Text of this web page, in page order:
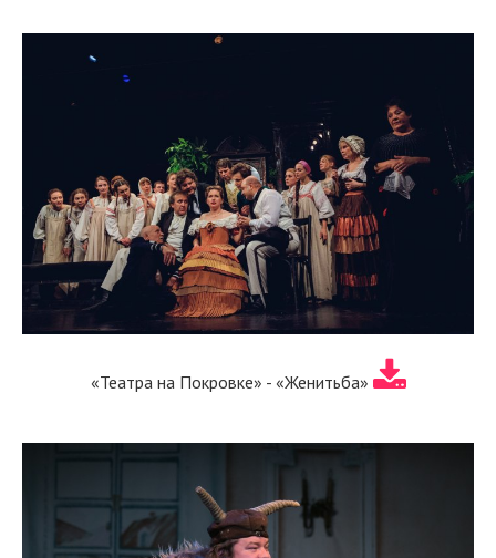
«Театра на Покровке» - «Женитьба»